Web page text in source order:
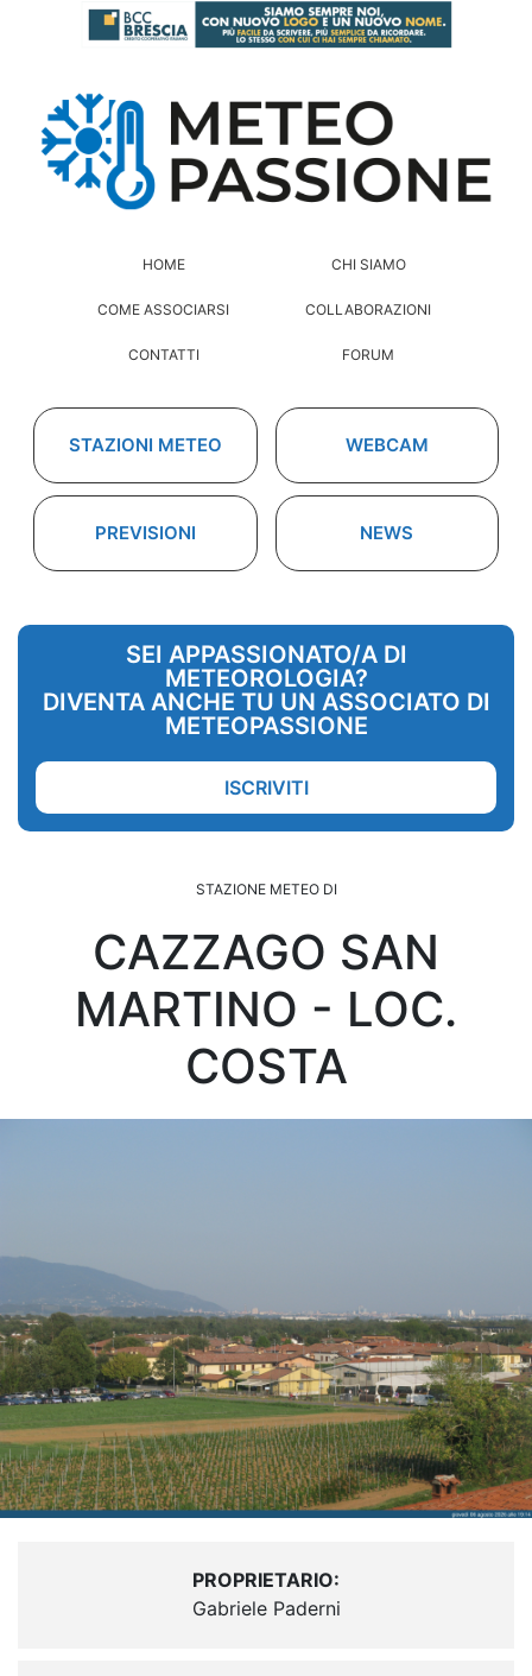
HOME CHI SIAMO
COME ASSOCIARSI COLLABORAZIONI
CONTATTI FORUM
STAZIONI METEO WEBCAM
PREVISIONI NEWS
SEI APPASSIONATO/A DI
METEOROLOGIA?
DIVENTA ANCHE TU UN ASSOCIATO DI
METEOPASSIONE
ISCRIVITI
STAZIONE METEO DI
CAZZAGO SAN
MARTINO - LOC.
COSTA
PROPRIETARIO:
Gabriele Paderni